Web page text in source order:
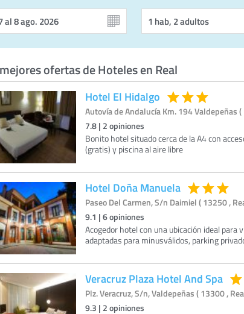
ofertas de Hoteles en Real
Hotel El Hidalgo
Autovía de Andalucía Km. 194 Valdepeñas
7.8 | 2 opiniones
Bonito hotel situado cerca de la A4 con
(gratis) y piscina al aire libre
Hotel Doña Manuela
Paseo Del Carmen, S/n Daimiel ( 13250 ,
9.1 | 6opiniones
Acogedor hotel con una ubicación ideal
adaptadas para minusválidos, parking
Veracruz Plaza Hotel And Spa
Plz. Veracruz, S/n, Valdepeñas ( 13300 ,
9.3 | 2 opiniones